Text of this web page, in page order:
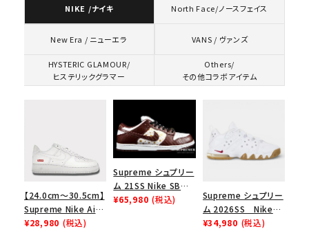
NIKE /ナイキ North Face/ノースフェイス
New Era / ニューエラ VANS / ヴァンズ
HYSTERIC GLAMOUR/
ヒステリックグラマー
Others/
その他コラボアイテム
【24.0cm～30.5cm】
Supreme Nike Air
Force 1 Low シュプ
¥28,980 (税込)
Supreme シュプリー
ム 21SS Nike SB
Dunk Low ナイキSB
¥65,980 (税込)
Supreme シュプリー
ム 2026SS Nike
SB Air Max 2 CB 94
¥34,980 (税込)